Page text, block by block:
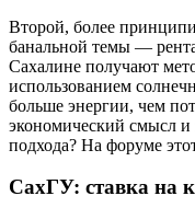
Второй, более
банальной темы —
Сахалине получают
использованием
больше энергии, чем
экономический смысл и
подхода? На форуме
СахГУ: ставка на